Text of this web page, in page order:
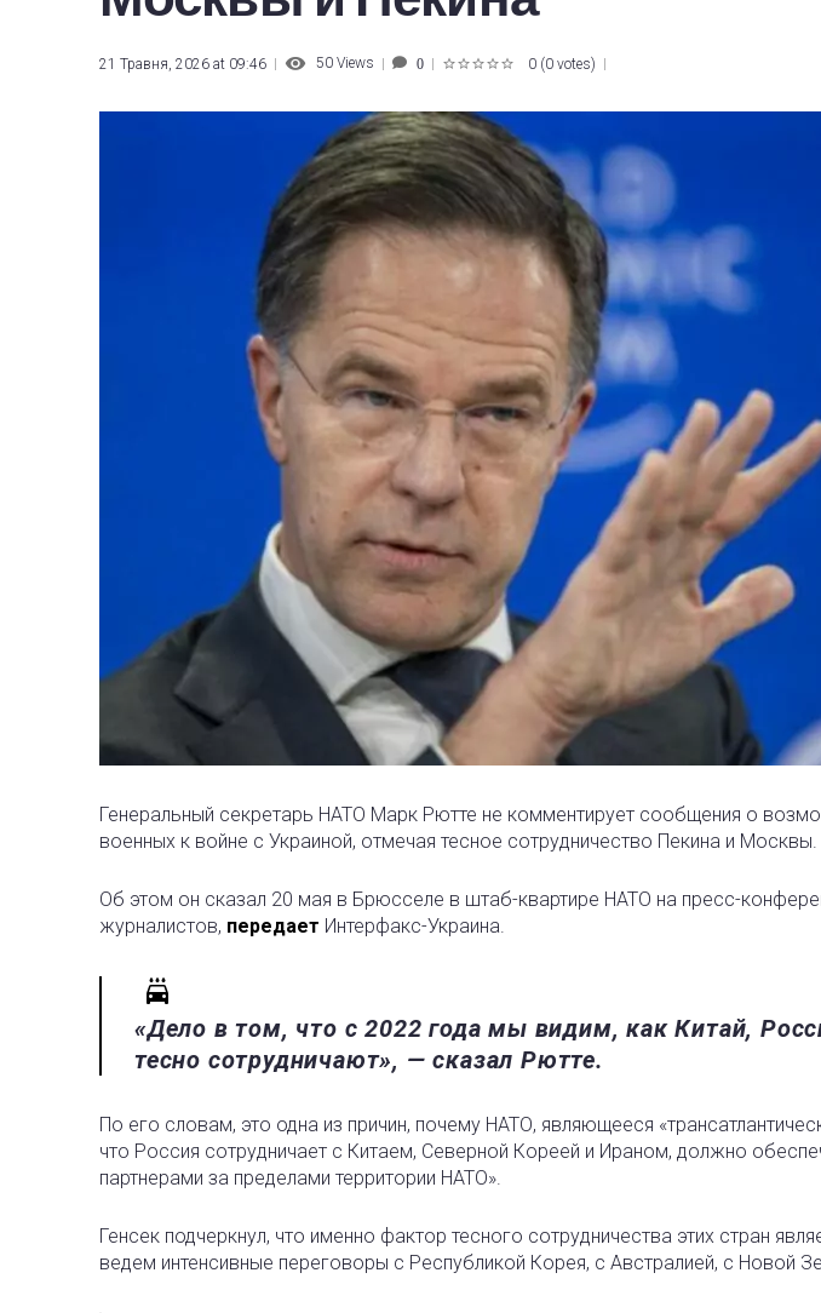
21 Травня, 2026 at 09:46 50 Views 0 0 (0 votes)
Генеральный секретарь НАТО Марк Рютте не комментирует сообщения о
военных к войне с Украиной, отмечая тесное сотрудничество Пекина и Москвы.
Об этом он сказал 20 мая в Брюсселе в штаб-квартире НАТО на пресс-
журналистов, передает Интерфакс-Украина.
«Дело в том, что с 2022 года мы видим, как Китай,
тесно сотрудничают», — сказал Рютте.
По его словам, это одна из причин, почему НАТО, являющееся
что Россия сотрудничает с Китаем, Северной Кореей и Ираном, должно
партнерами за пределами территории НАТО».
Генсек подчеркнул, что именно фактор тесного сотрудничества этих стран
ведем интенсивные переговоры с Республикой Корея, с Австралией, с Новой